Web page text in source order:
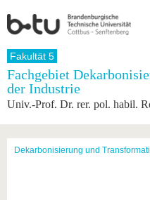
Startseite
Universität
Karriere
Forschung
Forschung
Forschungsprofil
Studium
Fakultät 5
Fachgebiet
der Industrie
Univ.-Prof. Dr. rer. pol. habil.
Dekarbonisierung und